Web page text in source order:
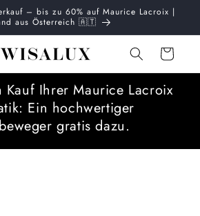
– bis zu 60% auf Maurice Lacroix |
aus Österreich 🇦🇹
Warenkorb
Kauf Ihrer Maurice Lacroix
Ein hochwertiger
gratis dazu.